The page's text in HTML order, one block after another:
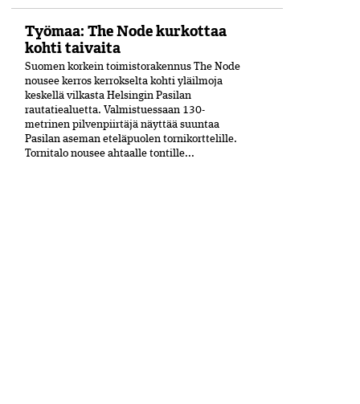
Työmaa: The Node kurkottaa
kohti taivaita
Suomen korkein toimistorakennus The Node
nousee kerros kerrokselta kohti yläilmoja
keskellä vilkasta Helsingin Pasilan
rautatiealuetta. Valmistuessaan 130-
metrinen pilvenpiirtäjä näyttää suuntaa
Pasilan aseman eteläpuolen tornikorttelille.
Tornitalo nousee ahtaalle tontille...